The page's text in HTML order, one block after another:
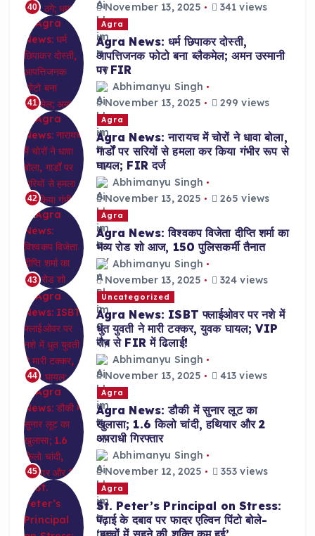
40
November 13, 2025
341 views
41
Agra
Agra News: धर्म छिपाकर दोस्ती,
आपत्तिजनक फोटो बना ब्लैकमेल; अमन उस्मानी
पर FIR
Abhimanyu Singh
November 13, 2025
299 views
42
Agra
Agra News: नारायच में चोरों ने धावा बोला,
गार्डों पर सरियों से हमला कर किया गंभीर रूप से
घायल; FIR दर्ज
Abhimanyu Singh
November 13, 2025
265 views
43
Agra
Agra News: विश्वकप विजेता दीप्ति शर्मा का
भव्य रोड शो आज, 150 पुलिसकर्मी तैनात
Abhimanyu Singh
November 13, 2025
324 views
44
Uncategorized
Agra News: ISBT फ्लाईओवर पर नशे में
धुत युवती ने मारी टक्कर, युवक घायल; VIP
रौब से FIR में ढिलाई!
Abhimanyu Singh
November 13, 2025
413 views
45
Agra
Agra News: डौकी में सुनार लूट का
खुलासा; 1.6 किलो चांदी, हथियार और 2
अपराधी गिरफ्तार
Abhimanyu Singh
November 12, 2025
353 views
Agra
St. Peter’s Principal on Stress:
पढ़ाई के दबाव पर फादर एल्विन पिंटो बोले-